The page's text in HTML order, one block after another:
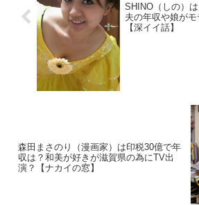
SHINO（しの）
夫の年収や娘が
【深イイ話】
森田まさのり（漫画家）は印税30億で年
収は？和美が好きが滋賀県の為にTV出
演？【ナカイの窓】